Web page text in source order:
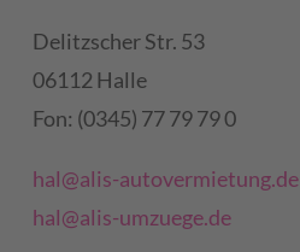
Delitzscher Str. 53
06112 Halle
Fon: (0345) 77 79 79 0
hal@alis-autovermietung.de
hal@alis-umzuege.de